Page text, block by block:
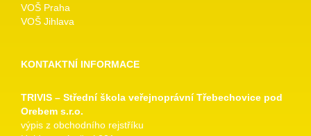
VOŠ Praha
VOŠ Jihlava
KONTAKTNÍ INFORMACE
TRIVIS – Střední škola veřejnoprávní Třebechovice pod
Orebem s.r.o.
výpis z obchodního rejstříku